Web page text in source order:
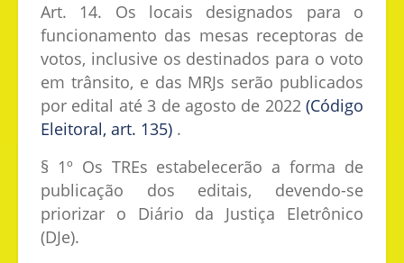
Art. 14. Os locais designados para o
funcionamento das mesas receptoras de
votos, inclusive os destinados para o voto
em trânsito, e das MRJs serão publicados
por edital até 3 de agosto de 2022 (Código
Eleitoral, art. 135) .
§ 1º Os TREs estabelecerão a forma de
publicação dos editais, devendo-se
priorizar o Diário da Justiça Eletrônico
(DJe).